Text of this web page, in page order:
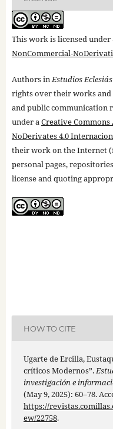
This work is licensed under
NonCommercial-
Authors inEstudios
rights over their works
and public communication
under aCreative
NoDerivates 4.0
their work on the Internet
personal pages,
license and quoting
HOW TO CITE
Ugarte de Ercilla,
críticos Modernos”.
investigación e
(May 9, 2025): 60–78.
https://
ew/22758.